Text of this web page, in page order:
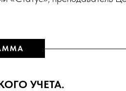
УЧЕТА.